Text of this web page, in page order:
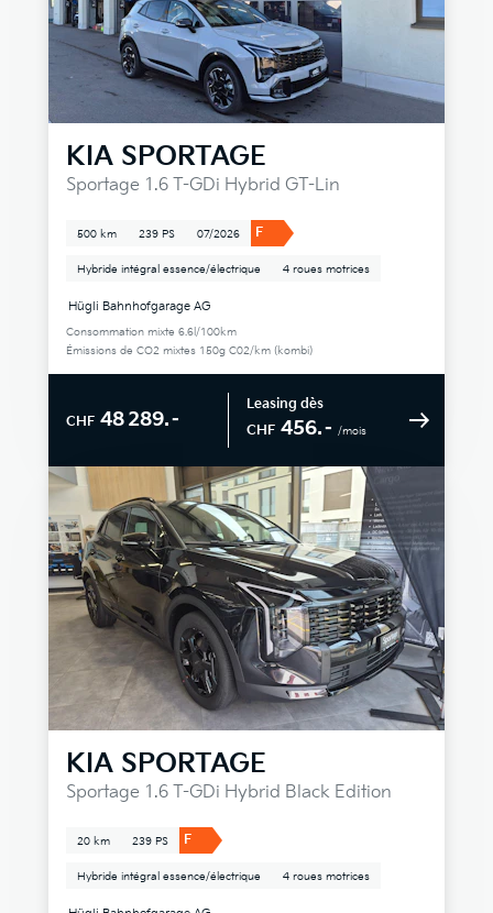
KIA SPORTAGE
Sportage 1.6 T-GDi Hybrid GT-Lin
500 km 239 PS 07/2026 F
Hybride intégral essence/électrique 4 roues motrices
Hügli Bahnhofgarage AG
Consommation mixte 6.6l/100km
Émissions de CO2 mixtes 150g C02/km (kombi)
CHF 48 289.–
Leasing dès
CHF 456.– /mois
KIA SPORTAGE
Sportage 1.6 T-GDi Hybrid Black Edition
20 km 239 PS F
Hybride intégral essence/électrique 4 roues motrices